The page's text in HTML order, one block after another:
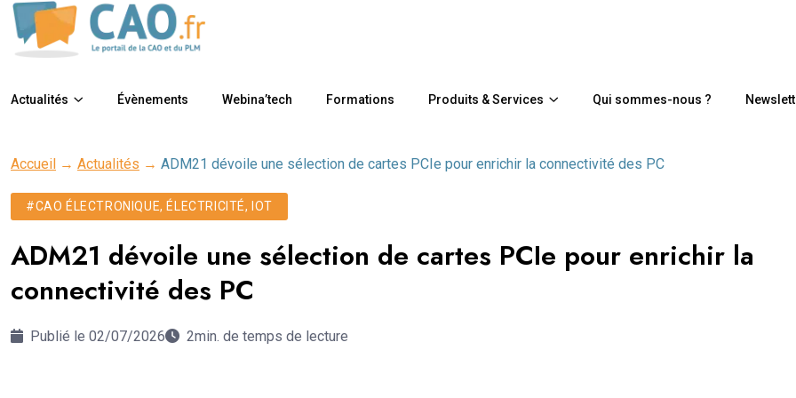
Actualités Évènements Webina’tech Formations Produits & Services Qui sommes-nous ?
Accueil → Actualités → ADM21 dévoile une sélection de cartes PCIe pour enrichir la connectivité des PC
#CAO ÉLECTRONIQUE, ÉLECTRICITÉ, IOT
ADM21 dévoile une sélection de cartes PCIe pour enrichir la
connectivité des PC
Publié le 02/07/2026 2min. de temps de lecture